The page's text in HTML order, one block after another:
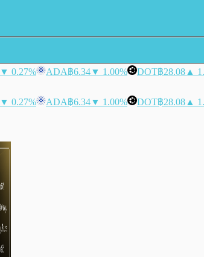
▼ 0.27% ADA฿6.34▼ 1.00% DOT฿28.08 ▲
▼ 0.27% ADA฿6.34▼ 1.00% DOT฿28.08 ▲